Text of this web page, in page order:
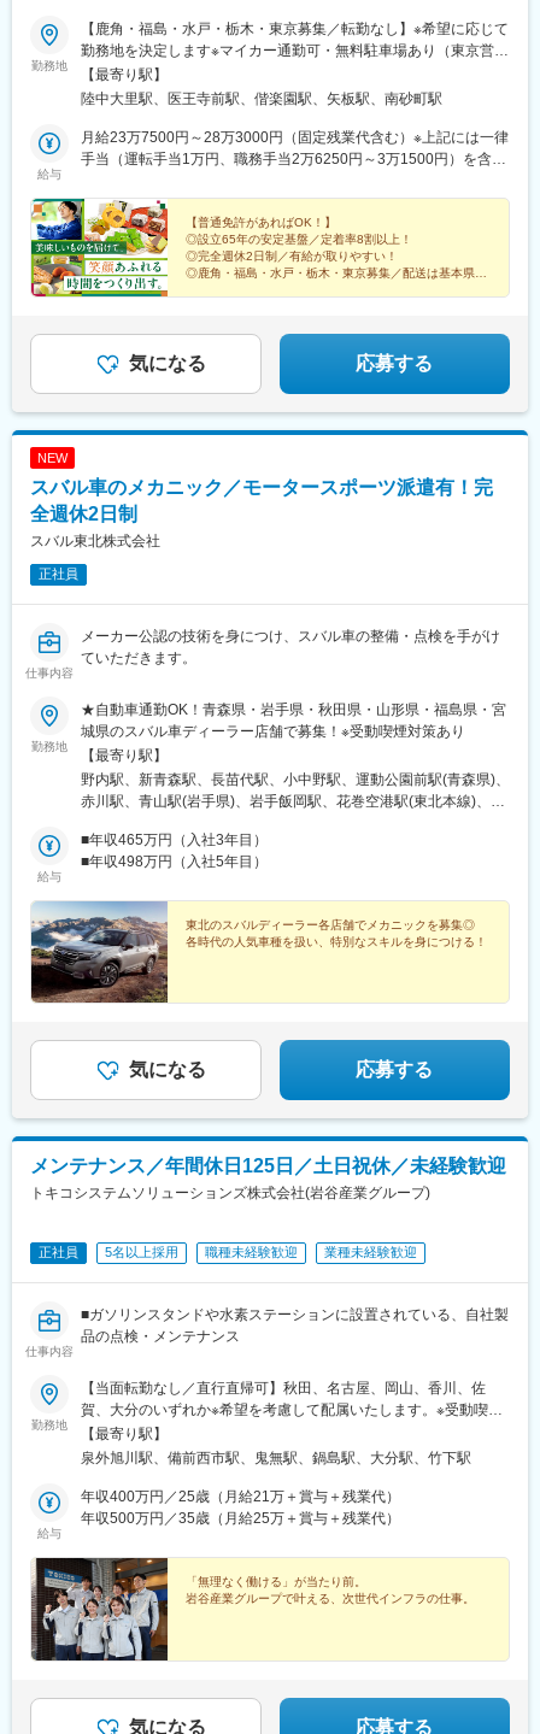
勤務地
【鹿角・福島・水戸・栃木・東京募集／転勤なし】※希望に応じて
勤務地を決定します※マイカー通勤可・無料駐車場あり（東京営業
所のみマイカー通勤不可）＜鹿角営業所＞秋田県鹿角市八幡平字
大里家ノ下331-3＜福島営業所＞福島県福島市飯坂町平野字中原
栃木県矢板市末広町4-7＜東京営業所＞東京都江東区南砂7丁目12-
1※受動喫煙対策：対策済み
【最寄り駅】
陸中大里駅、医王寺前駅、偕楽園駅、矢板駅、南砂町駅
給与
月給23万7500円～28万3000円（固定残業代含む）※上記には一律
手当（運転手当1万円、職務手当2万6250円～3万1500円）を含み
間分を、月2万6250円～3万1500円支給上記を超える時間外労働
分は追加で支給
【普通免許があればOK！】
◎設立65年の安定基盤／定着率8割以上！
◎完全週休2日制／有給が取りやすい！
◎鹿角・福島・水戸・栃木・東京募集／配送は基本県
気になる 応募する
NEW
スバル車のメカニック／モータースポーツ派遣有！完
全週休2日制
スバル東北株式会社
正社員
仕事内容
メーカー公認の技術を身につけ、スバル車の整備・点検を手がけ
ていただきます。
勤務地
★自動車通勤OK！青森県・岩手県・秋田県・山形県・福島県・宮
城県のスバル車ディーラー店舗で募集！※受動喫煙対策あり
【最寄り駅】
野内駅、新青森駅、長苗代駅、小中野駅、運動公園前駅(青森県)、
赤川駅、青山駅(岩手県)、岩手飯岡駅、花巻空港駅(東北本線)、北
屋駅、横手駅、東大館駅、山形駅、置賜駅、天童南駅、鶴岡駅、
東酒田駅、安積永盛駅、喜久田駅、須賀川駅、卸町駅、いわき
前落合駅、八木山動物公園駅、泉中央駅、北山駅(宮城県)、多賀城
駅、岩沼駅、大河原駅(宮城県)、石巻あゆみ野駅、古川駅、気仙沼
市立病院駅
給与
■年収465万円（入社3年目）
■年収498万円（入社5年目）
東北のスバルディーラー各店舗でメカニックを募集◎
各時代の人気車種を扱い、特別なスキルを身につける！
気になる 応募する
メンテナンス／年間休日125日／土日祝休／未経験歓迎
トキコシステムソリューションズ株式会社(岩谷産業グループ)
正社員 5名以上採用 職種未経験歓迎 業種未経験歓迎
仕事内容
■ガソリンスタンドや水素ステーションに設置されている、自社製
品の点検・メンテナンス
勤務地
【当面転勤なし／直行直帰可】秋田、名古屋、岡山、香川、佐
賀、大分のいずれか※希望を考慮して配属いたします。※受動喫煙
対策：屋内全面禁煙
【最寄り駅】
泉外旭川駅、備前西市駅、鬼無駅、鍋島駅、大分駅、竹下駅
給与
年収400万円／25歳（月給21万＋賞与＋残業代）
年収500万円／35歳（月給25万＋賞与＋残業代）
「無理なく働ける」が当たり前。
岩谷産業グループで叶える、次世代インフラの仕事。
気になる 応募する